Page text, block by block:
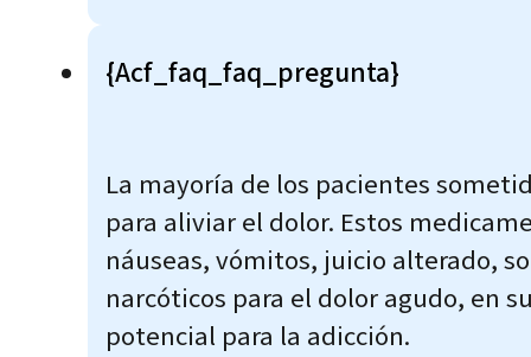
{acf_faq_faq_pregunta}
La mayoría de los pacientes
para aliviar el dolor. Estos
náuseas, vómitos, juicio alterado,
narcóticos para el dolor agudo, en
potencial para la adicción.